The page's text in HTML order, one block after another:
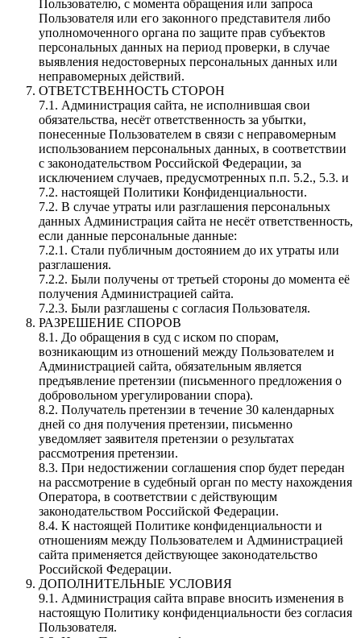
Пользователю, с момента обращения или запроса
Пользователя или его законного представителя либо
уполномоченного органа по защите прав субъектов
персональных данных на период проверки, в случае
выявления недостоверных персональных данных или
неправомерных действий.
ОТВЕТСТВЕННОСТЬ СТОРОН
7.1. Администрация сайта, не исполнившая свои
обязательства, несёт ответственность за убытки,
понесенные Пользователем в связи с неправомерным
использованием персональных данных, в соответствии
с законодательством Российской Федерации, за
исключением случаев, предусмотренных п.п. 5.2., 5.3. и
7.2. настоящей Политики Конфиденциальности.
7.2. В случае утраты или разглашения персональных
данных Администрация сайта не несёт ответственность,
если данные персональные данные:
7.2.1. Стали публичным достоянием до их утраты или
разглашения.
7.2.2. Были получены от третьей стороны до момента её
получения Администрацией сайта.
7.2.3. Были разглашены с согласия Пользователя.
РАЗРЕШЕНИЕ СПОРОВ
8.1. До обращения в суд с иском по спорам,
возникающим из отношений между Пользователем и
Администрацией сайта, обязательным является
предъявление претензии (письменного предложения о
добровольном урегулировании спора).
8.2. Получатель претензии в течение 30 календарных
дней со дня получения претензии, письменно
уведомляет заявителя претензии о результатах
рассмотрения претензии.
8.3. При недостижении соглашения спор будет передан
на рассмотрение в судебный орган по месту нахождения
Оператора, в соответствии с действующим
законодательством Российской Федерации.
8.4. К настоящей Политике конфиденциальности и
отношениям между Пользователем и Администрацией
сайта применяется действующее законодательство
Российской Федерации.
ДОПОЛНИТЕЛЬНЫЕ УСЛОВИЯ
9.1. Администрация сайта вправе вносить изменения в
настоящую Политику конфиденциальности без согласия
Пользователя.